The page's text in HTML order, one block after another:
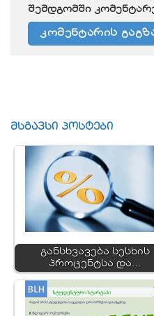
შემდგომში
მსგავსი პოსტები
განსხვავება სესხის
პროცენტსა და…